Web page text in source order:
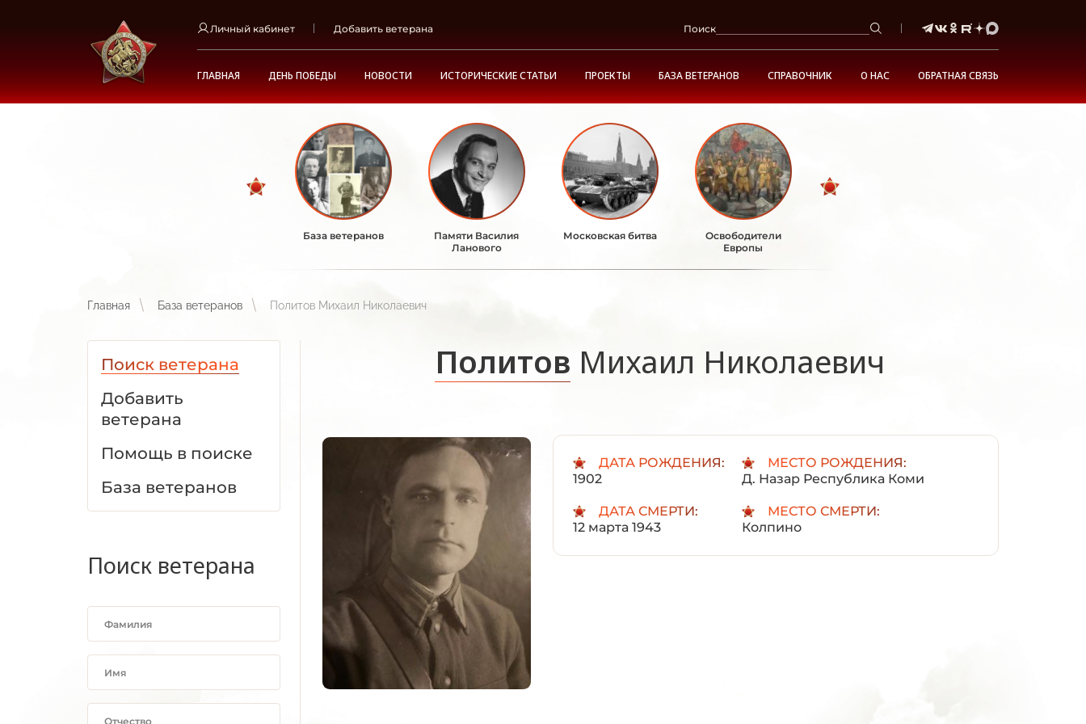
Личный кабинет Добавить ветерана Поиск
ГЛАВНАЯ ДЕНЬ ПОБЕДЫ НОВОСТИ ИСТОРИЧЕСКИЕ СТАТЬИ ПРОЕКТЫ БАЗА ВЕТЕРАНОВ СПРАВОЧНИК О НАС ОБРАТНАЯ СВЯЗЬ
База ветеранов
Памяти Василия
Ланового
Московская битва
Освободители
Европы
Главная База ветеранов Политов Михаил Николаевич
Поиск ветерана
Добавить
ветерана
Помощь в поиске
База ветеранов
Поиск ветерана
Политов Михаил Николаевич
ДАТА РОЖДЕНИЯ:
1902
МЕСТО РОЖДЕНИЯ:
Д. Назар Республика Коми
ДАТА СМЕРТИ:
12 марта 1943
МЕСТО СМЕРТИ:
Колпино